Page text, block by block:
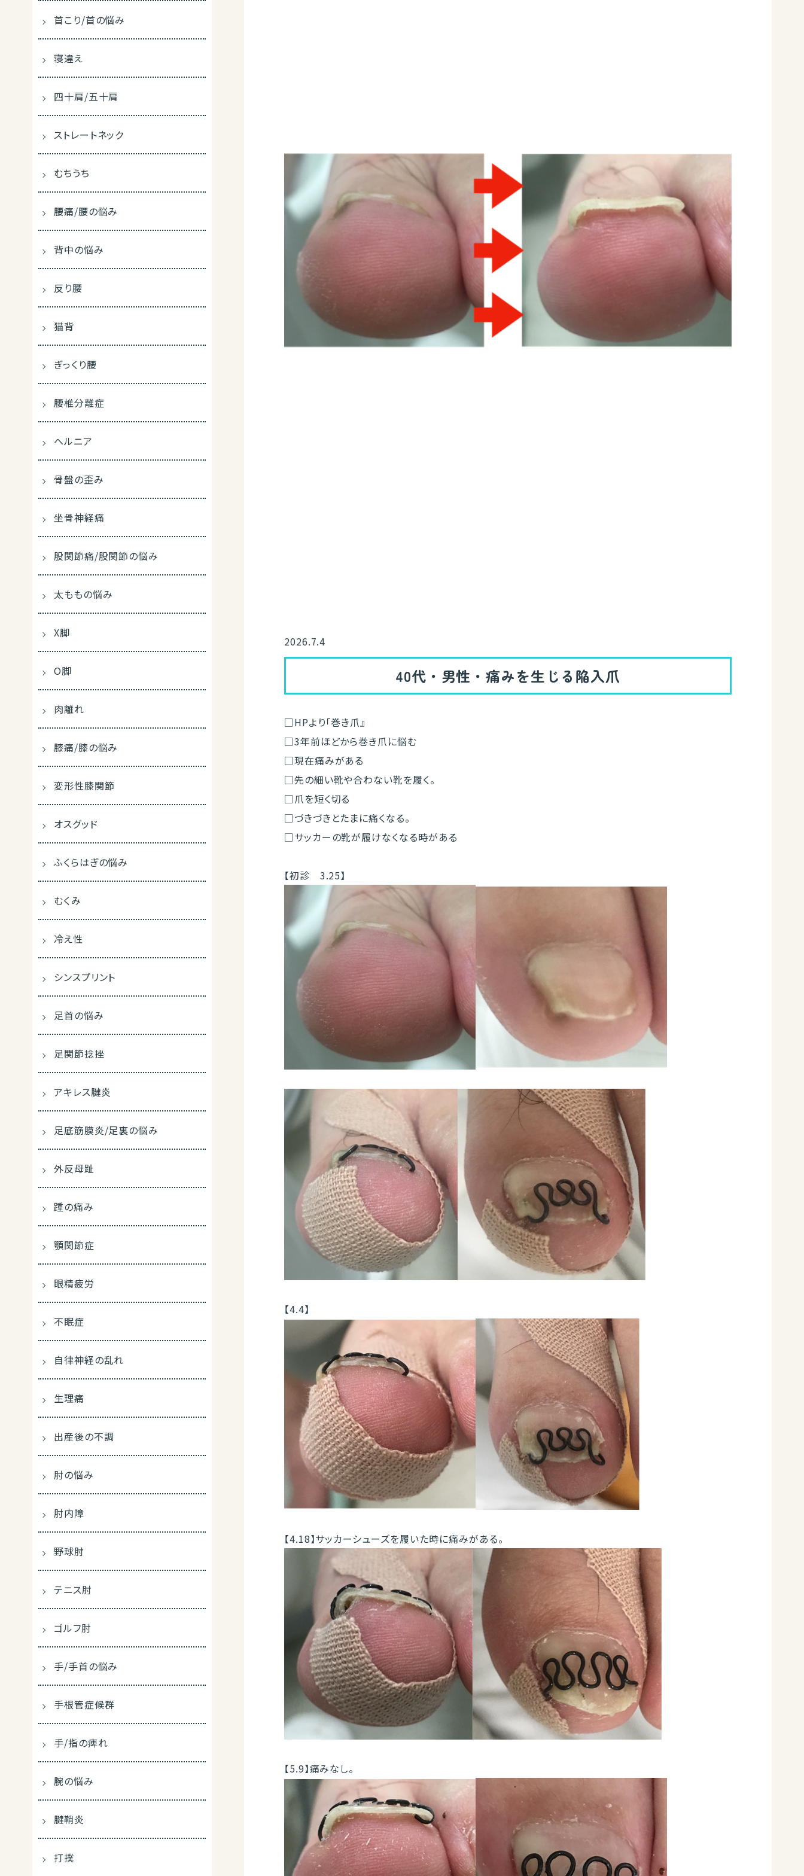
2026.7.4
40代・男性・痛みを生じる陥入爪
□HPより「巻き爪』
□3年前ほどから巻き爪に悩む
□現在痛みがある
□先の細い靴や合わない靴を履く。
□爪を短く切る
□づきづきとたまに痛くなる。
□サッカーの靴が履けなくなる時がある
【初診 3.25】
【4.4】
【4.18】サッカーシューズを履いた時に痛みがある。
【5.9】痛みなし。
首こり/首の悩み
寝違え
四十肩/五十肩
ストレートネック
むちうち
腰痛/腰の悩み
背中の悩み
反り腰
猫背
ぎっくり腰
腰椎分離症
ヘルニア
骨盤の歪み
坐骨神経痛
股関節痛/股関節の悩み
太ももの悩み
X脚
O脚
肉離れ
膝痛/膝の悩み
変形性膝関節
オスグッド
ふくらはぎの悩み
むくみ
冷え性
シンスプリント
足首の悩み
足関節捻挫
アキレス腱炎
足底筋膜炎/足裏の悩み
外反母趾
踵の痛み
顎関節症
眼精疲労
不眠症
自律神経の乱れ
生理痛
出産後の不調
肘の悩み
肘内障
野球肘
テニス肘
ゴルフ肘
手/手首の悩み
手根管症候群
手/指の痺れ
腕の悩み
腱鞘炎
打撲